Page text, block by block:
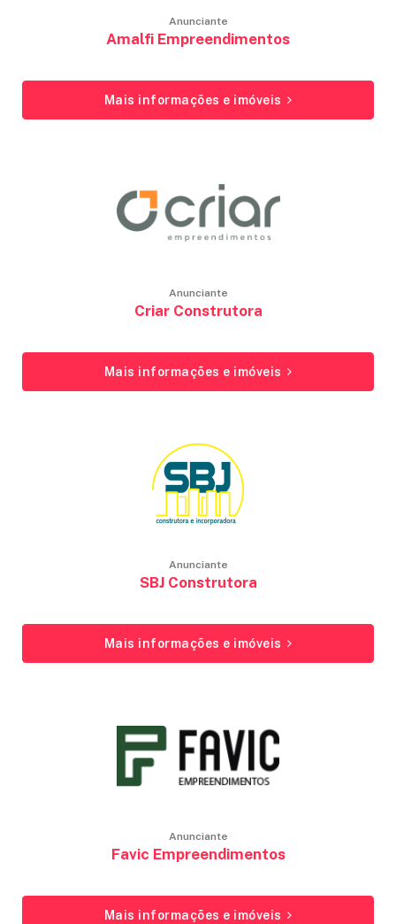
Anunciante
Amalfi Empreendimentos
Mais informações e imóveis
Anunciante
Criar Construtora
Mais informações e imóveis
Anunciante
SBJ Construtora
Mais informações e imóveis
Anunciante
Favic Empreendimentos
Mais informações e imóveis